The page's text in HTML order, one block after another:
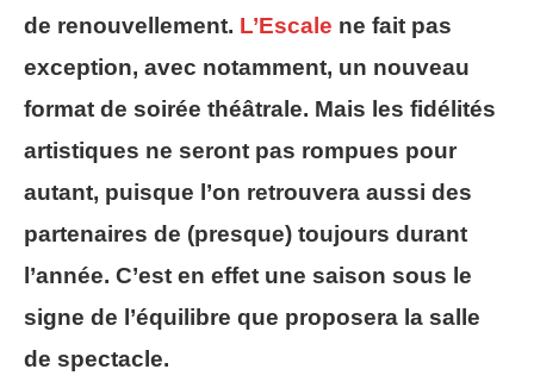
de renouvellement. L’Escale ne fait pas
exception, avec notamment, un nouveau
format de soirée théâtrale. Mais les fidélités
artistiques ne seront pas rompues pour
autant, puisque l’on retrouvera aussi des
partenaires de (presque) toujours durant
l’année. C’est en effet une saison sous le
signe de l’équilibre que proposera la salle
de spectacle.